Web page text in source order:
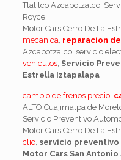
Tlatilco Azcapotzalco,
Royce
Motor Cars Cerro De La
mecanica, reparacion
Azcapotzalco, servicio
vehiculos, Servicio
Estrella Iztapalapa
cambio de frenos precio,
ALTO Cuajimalpa de
Servicio Preventivo
Motor Cars Cerro De La
clio, servicio preventivo
Motor Cars San